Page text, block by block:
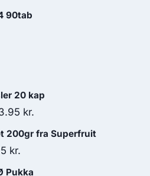
90tab
20 kap
kr.
aktuelle
200gr fra Superfruit
kr.
aktuelle
Pukka